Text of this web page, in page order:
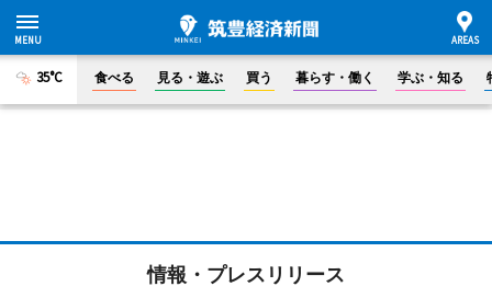
35°C 食べる 見る・遊ぶ 買う 暮らす・働く 学ぶ・知る
情報・プレスリリース